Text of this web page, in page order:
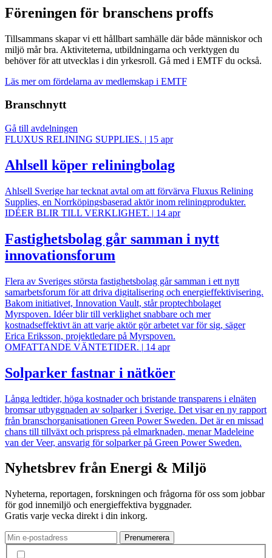
Föreningen för branschens proffs
Tillsammans skapar vi ett hållbart samhälle där både människor och
miljö mår bra. Aktiviteterna, utbildningarna och verktygen du
behöver för att utvecklas i din yrkesroll. Gå med i EMTF du också.
Läs mer om fördelarna av medlemskap i EMTF
Branschnytt
Gå till avdelningen
FLUXUS RELINING SUPPLIES. | 15 apr
Ahlsell köper reliningbolag
Ahlsell Sverige har tecknat avtal om att förvärva Fluxus Relining
Supplies, en Norrköpingsbaserad aktör inom reliningprodukter.
IDÉER BLIR TILL VERKLIGHET. | 14 apr
Fastighetsbolag går samman i nytt
innovationsforum
Flera av Sveriges största fastighetsbolag går samman i ett nytt
samarbetsforum för att driva digitalisering och energieffektivisering.
Bakom initiativet, Innovation Vault, står proptechbolaget
Myrspoven. Idéer blir till verklighet snabbare och mer
kostnadseffektivt än att varje aktör gör arbetet var för sig, säger
Erica Eriksson, projektledare på Myrspoven.
OMFATTANDE VÄNTETIDER. | 14 apr
Solparker fastnar i nätköer
Långa ledtider, höga kostnader och bristande transparens i elnäten
bromsar utbyggnaden av solparker i Sverige. Det visar en ny rapport
från branschorganisationen Green Power Sweden. Det är en missad
chans till tillväxt och prispress på elmarknaden, menar Madeleine
van der Veer, ansvarig för solparker på Green Power Sweden.
Nyhetsbrev från Energi & Miljö
Nyheterna, reportagen, forskningen och frågorna för oss som jobbar
för god innemiljö och energieffektiva byggnader.
Gratis varje vecka direkt i din inkorg.